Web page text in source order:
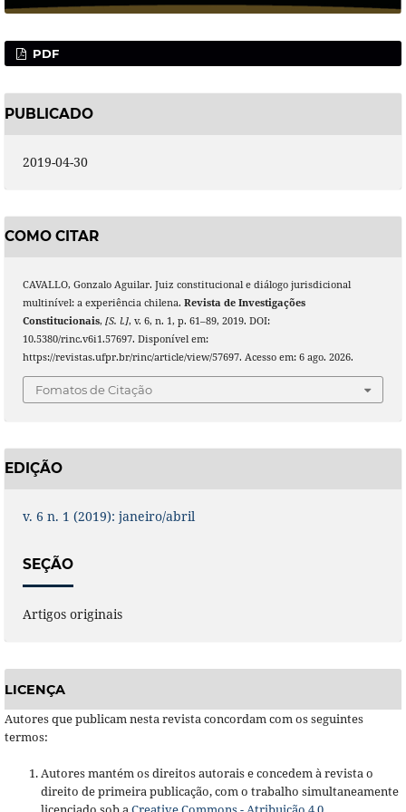
PDF
PUBLICADO
2019-04-30
COMO CITAR
CAVALLO, Gonzalo Aguilar. Juiz constitucional e diálogo jurisdicional
multinível: a experiência chilena. Revista de Investigações
Constitucionais, [S. l.], v. 6, n. 1, p. 61–89, 2019. DOI:
10.5380/rinc.v6i1.57697. Disponível em:
https://revistas.ufpr.br/rinc/article/view/57697. Acesso em: 6 ago. 2026.
Fomatos de Citação
EDIÇÃO
v. 6 n. 1 (2019): janeiro/abril
SEÇÃO
Artigos originais
LICENÇA
Autores que publicam nesta revista concordam com os seguintes
termos:
Autores mantém os direitos autorais e concedem à revista o
direito de primeira publicação, com o trabalho simultaneamente